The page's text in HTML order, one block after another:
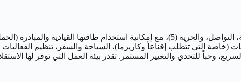
مهنياً، تتألق امرأة هذا اليوم في المجالات التي توفر لها التنوع، الحركة، التواصل،
(خاصة التي تتطلب إقناعاً وكاريزما)، السياحة والسفر، تنظيم
وحباً للتحدي والتغيير المستمر. تقدر بيئة العمل التي توفر لها